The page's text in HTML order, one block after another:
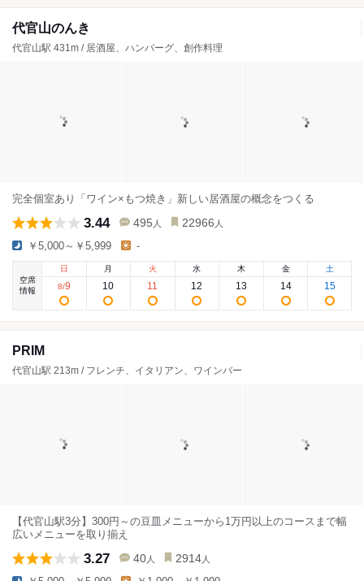
代官山のんき
代官山駅 431m / 居酒屋、ハンバーグ、創作料理
完全個室あり「ワイン×もつ焼き」新しい居酒屋の概念をつくる
3.44 495 人 22966 人
￥5,000～￥5,999 -
空席
情報
日
8/9
月
10
火
11
水
12
木
13
金
14
土
15
PRIM
代官山駅 213m / フレンチ、イタリアン、ワインバー
【代官山駅3分】300円～の豆皿メニューから1万円以上のコースまで幅
広いメニューを取り揃え
3.27 40 人 2914 人